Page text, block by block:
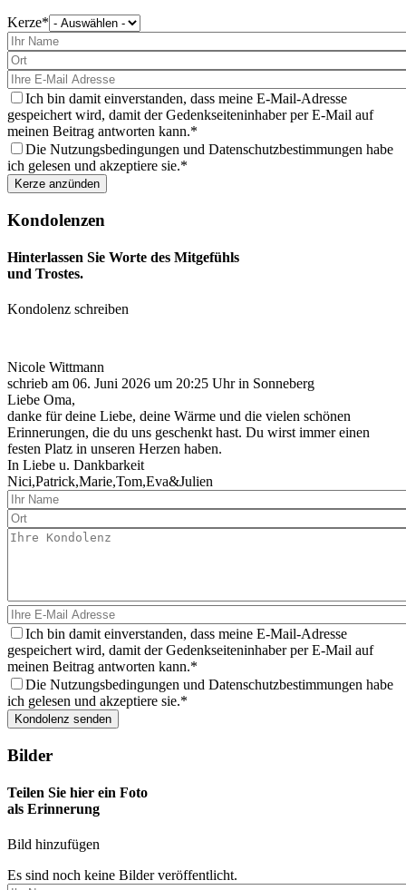
Kerze
wählen
Sie
aus
Ich bin damit einverstanden, dass meine E-Mail-Adresse
gespeichert wird, damit der Gedenkseiteninhaber per E-Mail auf
meinen Beitrag antworten kann.
Die Nutzungsbedingungen und Datenschutzbestimmungen habe
ich gelesen und akzeptiere sie.
Kondolenzen
Hinterlassen Sie Worte des Mitgefühls
und Trostes.
Kondolenz schreiben
Nicole Wittmann
schrieb am 06. Juni 2026 um 20:25 Uhr in Sonneberg
Liebe Oma,
danke für deine Liebe, deine Wärme und die vielen schönen
Erinnerungen, die du uns geschenkt hast. Du wirst immer einen
festen Platz in unseren Herzen haben.
In Liebe u. Dankbarkeit
Nici,Patrick,Marie,Tom,Eva&Julien
Ich bin damit einverstanden, dass meine E-Mail-Adresse
gespeichert wird, damit der Gedenkseiteninhaber per E-Mail auf
meinen Beitrag antworten kann.
Die Nutzungsbedingungen und Datenschutzbestimmungen habe
ich gelesen und akzeptiere sie.
Bilder
Teilen Sie hier ein Foto
als Erinnerung
Bild hinzufügen
Es sind noch keine Bilder veröffentlicht.